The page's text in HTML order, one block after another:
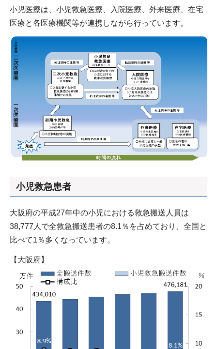
小児医療は、小児救急医療、入院医療、外来医療、在宅
医療と各医療機関等が連携しながら行っています。
小児救急患者
大阪府の平成27年中の小児における救急搬送人員は
38,777人で全救急搬送患者の8.1％を占めており、全国と
比べて1％多くなっています。
【大阪府】